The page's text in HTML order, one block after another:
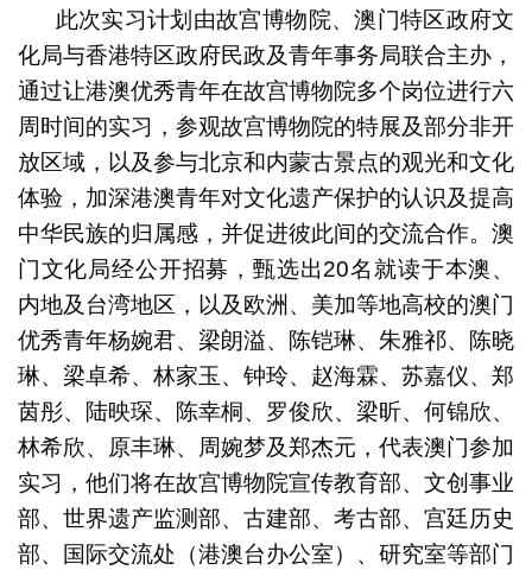
此次实习计划由故宫博物院、澳门特区政府文
化局与香港特区政府民政及青年事务局联合主办，
通过让港澳优秀青年在故宫博物院多个岗位进行六
周时间的实习，参观故宫博物院的特展及部分非开
放区域，以及参与北京和内蒙古景点的观光和文化
体验，加深港澳青年对文化遗产保护的认识及提高
中华民族的归属感，并促进彼此间的交流合作。澳
门文化局经公开招募，甄选出20名就读于本澳、
内地及台湾地区，以及欧洲、美加等地高校的澳门
优秀青年杨婉君、梁朗溢、陈铠琳、朱雅祁、陈晓
琳、梁卓希、林家玉、钟玲、赵海霖、苏嘉仪、郑
茵彤、陆映琛、陈幸桐、罗俊欣、梁昕、何锦欣、
林希欣、原丰琳、周婉梦及郑杰元，代表澳门参加
实习，他们将在故宫博物院宣传教育部、文创事业
部、世界遗产监测部、古建部、考古部、宫廷历史
部、国际交流处（港澳台办公室）、研究室等部门